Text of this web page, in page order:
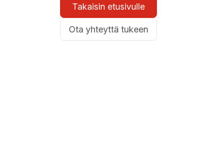
Takaisin etusivulle
Ota yhteyttä tukeen